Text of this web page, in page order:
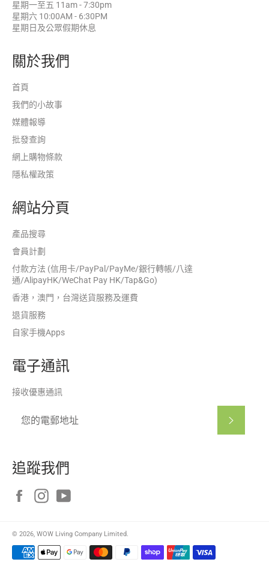
星期一至五 11am - 7:30pm
星期六 10:00AM - 6:30PM
星期日及公眾假期休息
關於我們
首頁
我們的小故事
媒體報導
批發查詢
網上購物條款
隱私權政策
網站分頁
產品搜尋
會員計劃
付款方法 (信用卡/PayPal/PayMe/銀行轉帳/八達
通/AlipayHK/WeChat Pay HK/Tap&Go)
香港，澳門，台灣送貨服務及運費
退貨服務
自家手機Apps
電子通訊
接收優惠通訊
追蹤我們
FacebookInstagram
© 2026, WOW Living Company Limited.
付
款